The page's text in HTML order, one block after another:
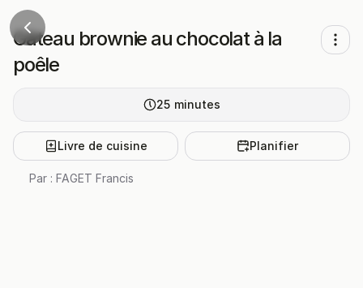
Gâteau brownie au chocolat à la
poêle
25 minutes
Livre de cuisine Planifier
Par : FAGET Francis